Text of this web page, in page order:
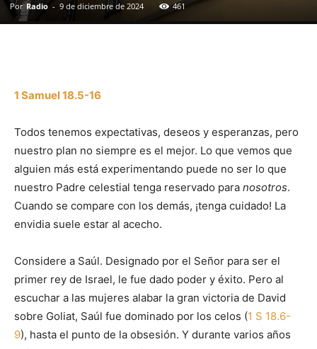
Por Radio - 9 de diciembre de 2024 461
1 Samuel 18.5-16
Todos tenemos expectativas, deseos y esperanzas, pero
nuestro plan no siempre es el mejor. Lo que vemos que
alguien más está experimentando puede no ser lo que
nuestro Padre celestial tenga reservado para nosotros.
Cuando se compare con los demás, ¡tenga cuidado! La
envidia suele estar al acecho.
Considere a Saúl. Designado por el Señor para ser el
primer rey de Israel, le fue dado poder y éxito. Pero al
escuchar a las mujeres alabar la gran victoria de David
sobre Goliat, Saúl fue dominado por los celos (1 S 18.6-
9), hasta el punto de la obsesión. Y durante varios años